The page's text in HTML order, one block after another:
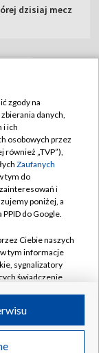
dzisiaj mecz
w likwidacji
zgody na
danych,
i ich
osobowych przez
również „TVP”),
Zaufanych
tym do
i
poniżej, a
do Google.
Ciebie naszych
tym informacje
sygnalizatory
świadczenie
Ciebie